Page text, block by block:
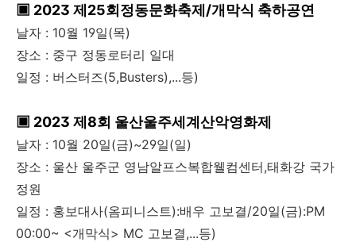
▣ 2023 제25회정동문화축제/개막식 축하공연
날자 : 10월 19일(목)
장소 : 중구 정동로터리 일대
일정 : 버스터즈(5,Busters),...등)
▣ 2023 제8회 울산울주세계산악영화제
날자 : 10월 20일(금)~29일(일)
장소 : 울산 울주군 영남알프스복합웰컴센터,태화강 국가
정원
일정 : 홍보대사(옴피니스트):배우 고보결/20일(금):PM
00:00~ <개막식> MC 고보결,...등)